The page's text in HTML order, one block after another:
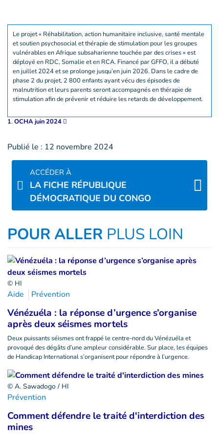
Le projet « Réhabilitation, action humanitaire inclusive, santé mentale
et soutien psychosocial et thérapie de stimulation pour les groupes
vulnérables en Afrique subsaharienne touchée par des crises » est
déployé en RDC, Somalie et en RCA. Financé par GFFO, il a débuté
en juillet 2024 et se prolonge jusqu’en juin 2026. Dans le cadre de
phase 2 du projet, 2 800 enfants ayant vécu des épisodes de
malnutrition et leurs parents seront accompagnés en thérapie de
stimulation afin de prévenir et réduire les retards de développement.
1. OCHA juin 2024
Publié le : 12 novembre 2024
ACCÉDER À
LA FICHE RÉPUBLIQUE
DÉMOCRATIQUE DU CONGO
POUR ALLER PLUS LOIN
© HI
Aide Prévention
Vénézuéla : la réponse d’urgence s’organise
après deux séismes mortels
Deux puissants séismes ont frappé le centre-nord du Vénézuéla et
provoqué des dégâts d’une ampleur considérable. Sur place, les équipes
de Handicap International s’organisent pour répondre à l’urgence.
© A. Sawadogo / HI
Prévention
Comment défendre le traité d'interdiction des
mines